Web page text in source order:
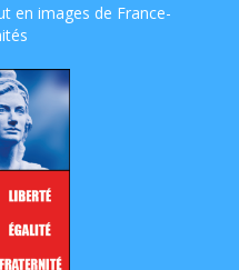
en images de France-